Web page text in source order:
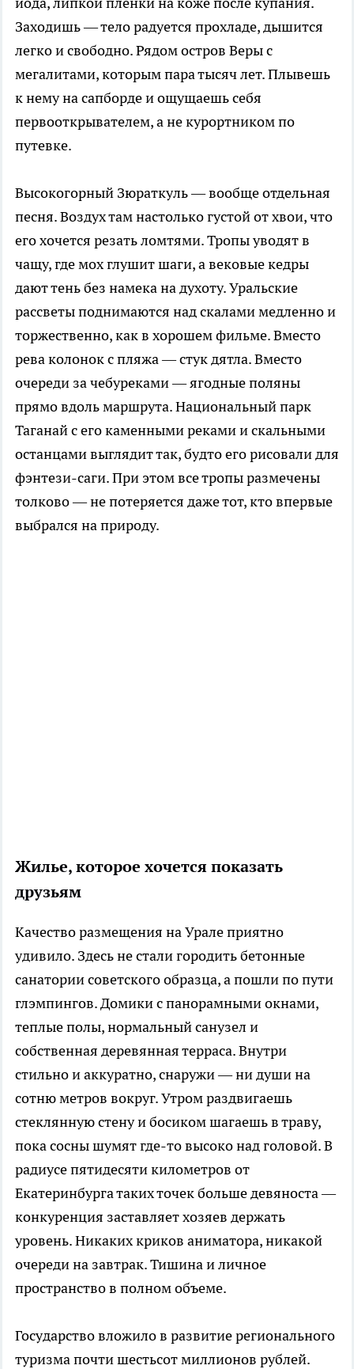
Заходишь — тело радуется прохладе, дышится
легко и свободно. Рядом остров Веры с
мегалитами, которым пара тысяч лет. Плывешь
к нему на сапборде и ощущаешь себя
первооткрывателем, а не курортником по
путевке.
Высокогорный Зюраткуль — вообще отдельная
песня. Воздух там настолько густой от хвои, что
его хочется резать ломтями. Тропы уводят в
чащу, где мох глушит шаги, а вековые кедры
дают тень без намека на духоту. Уральские
рассветы поднимаются над скалами медленно и
торжественно, как в хорошем фильме. Вместо
рева колонок с пляжа — стук дятла. Вместо
очереди за чебуреками — ягодные поляны
прямо вдоль маршрута. Национальный парк
Таганай с его каменными реками и скальными
останцами выглядит так, будто его рисовали для
фэнтези-саги. При этом все тропы размечены
толково — не потеряется даже тот, кто впервые
выбрался на природу.
Жилье, которое хочется показать
друзьям
Качество размещения на Урале приятно
удивило. Здесь не стали городить бетонные
санатории советского образца, а пошли по пути
глэмпингов. Домики с панорамными окнами,
теплые полы, нормальный санузел и
собственная деревянная терраса. Внутри
стильно и аккуратно, снаружи — ни души на
сотню метров вокруг. Утром раздвигаешь
стеклянную стену и босиком шагаешь в траву,
пока сосны шумят где-то высоко над головой. В
радиусе пятидесяти километров от
Екатеринбурга таких точек больше девяноста —
конкуренция заставляет хозяев держать
уровень. Никаких криков аниматора, никакой
очереди на завтрак. Тишина и личное
пространство в полном объеме.
Государство вложило в развитие регионального
туризма почти шестьсот миллионов рублей.